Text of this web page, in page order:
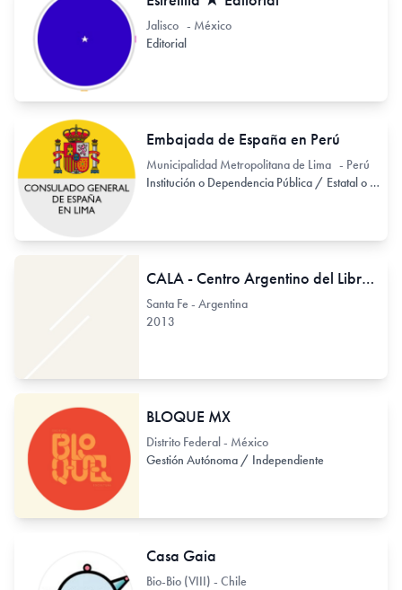
Jalisco - México
Editorial
Embajada de España en Perú
Municipalidad Metropolitana de Lima - Perú
Institución o Dependencia Pública / Estatal o Provincial
CALA - Centro Argentino del Libro de Artista
Santa Fe - Argentina
2013
BLOQUE MX
Distrito Federal - México
Gestión Autónoma / Independiente
Casa Gaia
Bio-Bio (VIII) - Chile